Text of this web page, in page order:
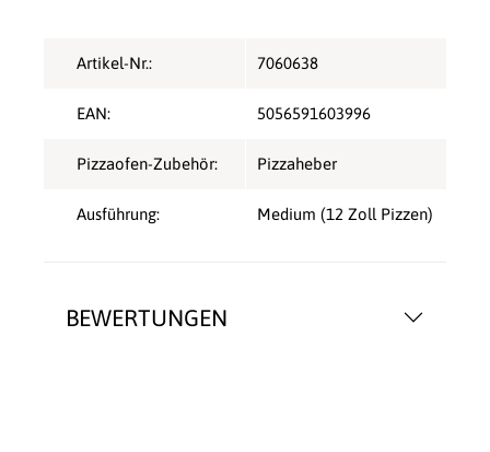
BEWERTUNGEN
Artikel-Nr.: 7060638
EAN: 5056591603996
Pizzaofen-Zubehör: Pizzaheber
Ausführung: Medium (12 Zoll Pizzen)